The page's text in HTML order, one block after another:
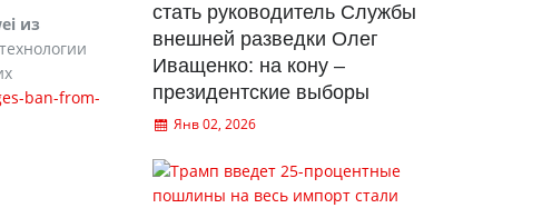
из
ban-from-
стать руководитель Службы
внешней разведки Олег
Иващенко: на кону –
президентские выборы
Янв 02, 2026